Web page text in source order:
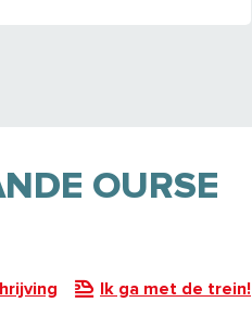
OURSE
Ik ga met de trein!